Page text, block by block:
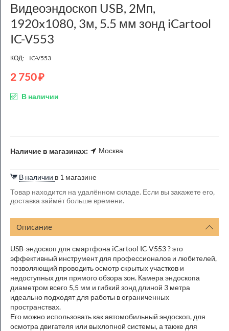
Видеоэндоскоп USB, 2Мп,
1920x1080, 3м, 5.5 мм зонд iCartool
IC-V553
КОД: IC-V553
2 750₽
В наличии
Наличие в магазинах: Москва
В наличии в 1 магазине
Товар находится на удалённом складе. Если вы закажете его,
доставка займёт больше времени.
Описание
USB-эндоскоп для смартфона iCartool IC-V553 ? это
эффективный инструмент для профессионалов и любителей,
позволяющий проводить осмотр скрытых участков и
недоступных для прямого обзора зон. Камера эндоскопа
диаметром всего 5,5 мм и гибкий зонд длиной 3 метра
идеально подходят для работы в ограниченных
пространствах.
Его можно использовать как автомобильный эндоскоп, для
осмотра двигателя или выхлопной системы, а также для